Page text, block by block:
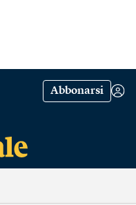
Abbonarsi